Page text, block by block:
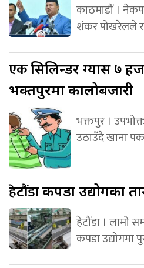
काठमाडौं ।
शंकर पोखरेलले
एकसिलिन्डर ग्यास ७
भक्तपुरमा कालोबजारी
भक्तपुर ।
उठाउँदै खाना
हेटौंडाकपडा उद्योगका
हेटौंडा । लामो
कपडा उद्योगमा